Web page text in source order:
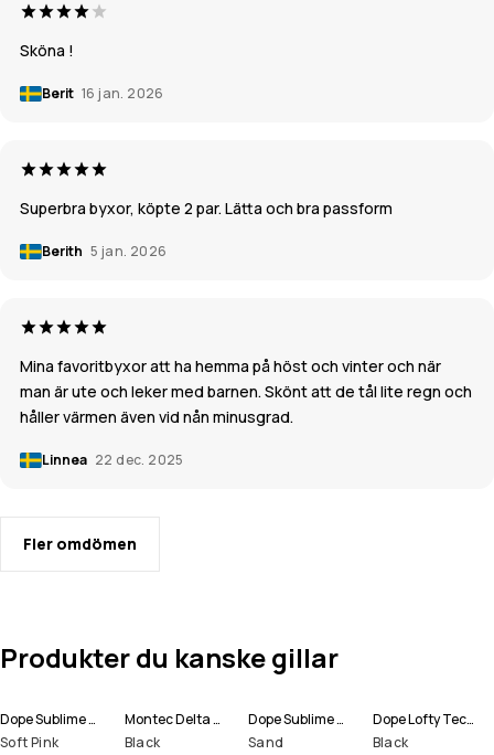
Sköna !
Berit 16 jan. 2026
Superbra byxor, köpte 2 par. Lätta och bra passform
Berith 5 jan. 2026
Mina favoritbyxor att ha hemma på höst och vinter och när
man är ute och leker med barnen. Skönt att de tål lite regn och
håller värmen även vid nån minusgrad.
Linnea 22 dec. 2025
Fler omdömen
Produkter du kanske gillar
Dope Sublime W Fleecehood Kvinna
Soft Pink
Montec Delta W Fleecehood Kvinna
Black
Dope Sublime W Fleecehood Kvinna
Sand
Dope Lofty Tech Leggings Kvinna
Black